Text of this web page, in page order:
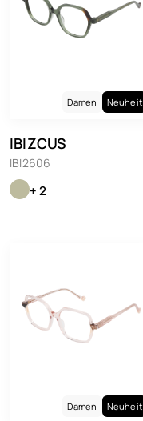
Damen Neuheit
IBIZCUS
IBI2606
+ 2
Damen Neuheit